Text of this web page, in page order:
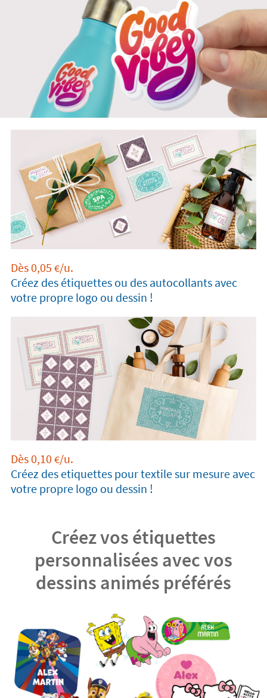
Dès0,05 €/u.
Créez des étiquettes ou des autocollants avec
votre propre logo ou dessin !
Dès0,10 €/u.
Créez des etiquettes pour textile sur mesure avec
votre propre logo ou dessin !
Créez vos étiquettes
personnalisées avec vos
dessins animés préférés